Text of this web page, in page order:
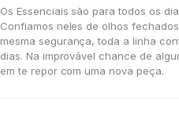
Os Essenciais são para todos os
Confiamos neles de olhos
mesma segurança, toda a linha
dias. Na improvável chance de
em te repor com uma nova peça.